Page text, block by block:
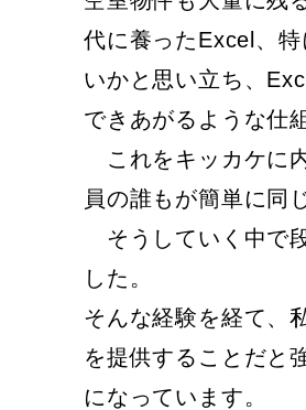
代に養ったExcel、
いかと思い立ち、
できあがるような仕
これをキッカケに
員の誰もが簡単に同
そうしていく中で
した。
そんな経験を経て、
を提供することだと
になっています。